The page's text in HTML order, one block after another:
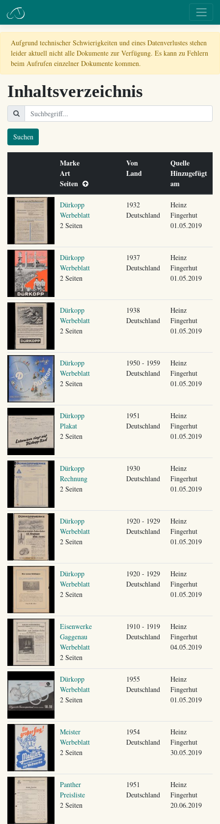
Aufgrund technischer Schwierigkeiten und eines Datenverlustes stehen
leider aktuell nicht alle Dokumente zur Verfügung. Es kann zu Fehlern
beim Aufrufen einzelner Dokumente kommen.
Inhaltsverzeichnis
Suchen
Marke
Art
Seiten
Von
Land
Quelle
Hinzugefügt
am
Dürkopp
Werbeblatt
2 Seiten
1932
Deutschland
Heinz
Fingerhut
01.05.2019
Dürkopp
Werbeblatt
2 Seiten
1937
Deutschland
Heinz
Fingerhut
01.05.2019
Dürkopp
Werbeblatt
2 Seiten
1938
Deutschland
Heinz
Fingerhut
01.05.2019
Dürkopp
Werbeblatt
2 Seiten
1950 - 1959
Deutschland
Heinz
Fingerhut
01.05.2019
Dürkopp
Plakat
2 Seiten
1951
Deutschland
Heinz
Fingerhut
01.05.2019
Dürkopp
Rechnung
2 Seiten
1930
Deutschland
Heinz
Fingerhut
01.05.2019
Dürkopp
Werbeblatt
2 Seiten
1920 - 1929
Deutschland
Heinz
Fingerhut
01.05.2019
Dürkopp
Werbeblatt
2 Seiten
1920 - 1929
Deutschland
Heinz
Fingerhut
01.05.2019
Eisenwerke
Gaggenau
Werbeblatt
2 Seiten
1910 - 1919
Deutschland
Heinz
Fingerhut
04.05.2019
Dürkopp
Werbeblatt
2 Seiten
1955
Deutschland
Heinz
Fingerhut
01.05.2019
Meister
Werbeblatt
2 Seiten
1954
Deutschland
Heinz
Fingerhut
30.05.2019
Panther
Preisliste
2 Seiten
1951
Deutschland
Heinz
Fingerhut
20.06.2019